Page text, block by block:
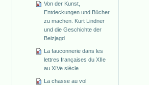
Von der Kunst,
Entdeckungen und Bücher
zu machen. Kurt Lindner
und die Geschichte der
Beizjagd
La fauconnerie dans les
lettres françaises du XIIe
au XIVe siècle
La chasse au vol